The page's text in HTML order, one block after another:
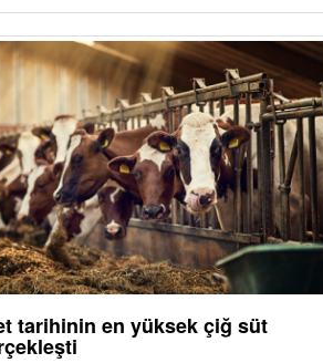
tarihinin en yüksek çiğ süt